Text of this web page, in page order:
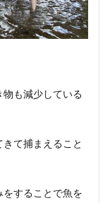
も減少している
て捕まえること
することで魚を